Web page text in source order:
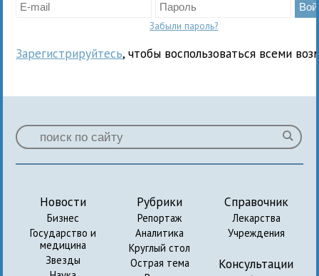
Забыли пароль?
Зарегистрируйтесь, чтобы воспользоваться всеми
Новости
Бизнес
Государство и
медицина
Звезды
Рубрики
Репортаж
Аналитика
Круглый стол
Острая тема
Справочник
Лекарства
Учреждения
Консультации